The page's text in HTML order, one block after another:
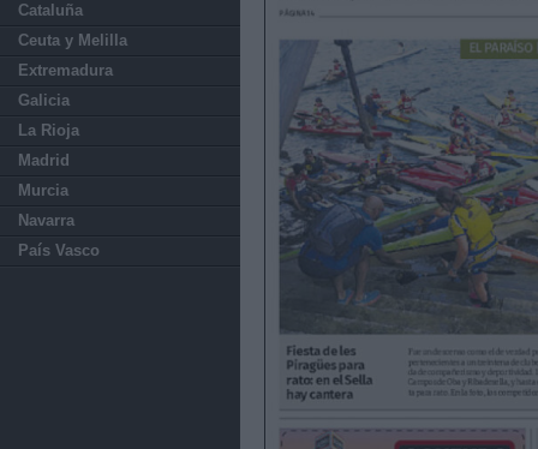
Cataluña
Ceuta y Melilla
Extremadura
Galicia
La Rioja
Madrid
Murcia
Navarra
País Vasco